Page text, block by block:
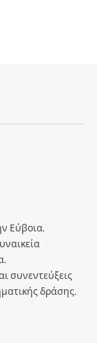
Εύβοια.
συνεντεύξεις
δράσης.